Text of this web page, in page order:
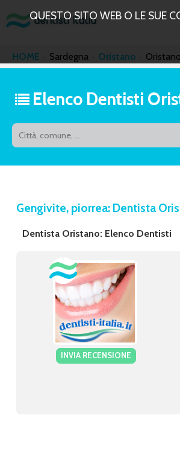
QUESTO SITO WEB O LE SUE
HOME Sardegna Oristano Oristano
Elenco Dentisti
Gengivite, piorrea: Dentista
Dentista Oristano: Elenco Dentisti
INVIA RECENSIONE